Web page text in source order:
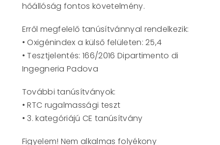
hőállóság fontos követelmény.
Erről megfelelő tanúsítvánnyal rendelkezik:
• Oxigénindex a külső felületen: 25,4
• Tesztjelentés: 166/2016 Dipartimento di
Ingegneria Padova
További tanúsítványok:
• RTC rugalmassági teszt
• 3. kategóriájú CE tanúsítvány
Figyelem! Nem alkalmas folyékony